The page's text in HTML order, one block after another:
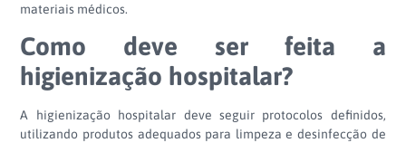
materiais médicos.
Como deve ser feita a
higienização hospitalar?
A higienização hospitalar deve seguir protocolos definidos,
utilizando produtos adequados para limpeza e desinfecção de